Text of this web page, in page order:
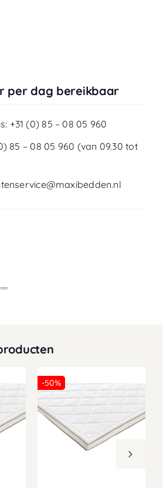
per dag bereikbaar
+31 (0) 85 – 08 05 960
85 – 08 05 960 (van 09.30 tot
-50%